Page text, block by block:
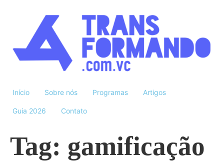
Início Sobre nós Programas Artigos
Guia 2026 Contato
Tag: gamificação